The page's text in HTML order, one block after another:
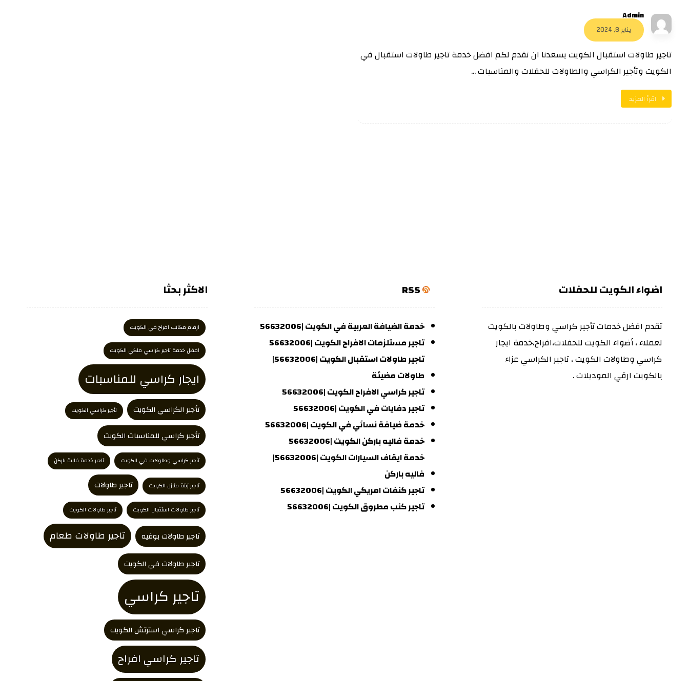
Admin
يناير 8, 2024
تاجير طاولات استقبال الكويت يسعدنا ان نقدم لكم افضل خدمة تاجير طاولات استقبال في
الكويت وتأجير الكراسي والطاولات للحفلات والمناسبات ...
اقرأ المزيد
اضواء الكويت للحفلات
تقدم افضل خدمات تأجير كراسي وطاولات بالكويت
لعملاء ، أضواء الكويت للحفلات،افراح،خدمة ايجار
كراسي وطاولات الكويت ، تاجير الكراسي عزاء
بالكويت ارقي الموديلات .
RSS
خدمة الضيافة العربية في الكويت |56632006
تاجير مستلزمات الافراح الكويت |56632006
تاجير طاولات استقبال الكويت |56632006|
طاولات مضيئة
تاجير كراسي الافراح الكويت |56632006
تاجير دفايات في الكويت |56632006
خدمة ضيافة نسائي في الكويت |56632006
خدمة فاليه باركن الكويت |56632006
خدمة ايقاف السيارات الكويت |56632006|
فاليه باركن
تاجير كنفات امريكي الكويت |56632006
تاجير كنب مطروق الكويت |56632006
الاكثر بحثا
ارقام مكاتب افراح في الكويت
افضل خدمة تاجير كراسي ملكي الكويت
ايجار كراسي للمناسبات
تأجير الكراسي الكويت تأجير كراسي الكويت
تأجير كراسي للمناسبات الكويت
تأجير كراسي وطاولات في الكويت تاجير خدمة فالية باركن
تاجير زينة منازل الكويت تاجير طاولات
تاجير طاولات استقبال الكويت تاجير طاولات الكويت
تاجير طاولات بوفيه تاجير طاولات طعام
تاجير طاولات في الكويت
تاجير كراسي
تاجير كراسي استرتش الكويت
تاجير كراسي افراح